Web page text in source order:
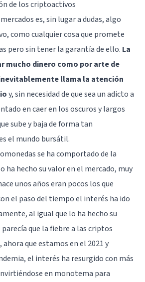
de los criptoactivos
es, sin lugar a dudas, algo
como cualquier cosa que promete
pero sin tener la garantía de ello. La
mucho dinero como por arte de
llama la atención
y, sin necesidad de que sea un adicto a
en caer en los oscuros y largos
sube y baja de forma tan
el mundo bursátil.
se ha comportado de la
ha hecho su valor en el mercado, muy
unos años eran pocos los que
el paso del tiempo el interés ha ido
al igual que lo ha hecho su
parecía que la fiebre a las criptos
que estamos en el 2021 y
el interés ha resurgido con más
en monotema para